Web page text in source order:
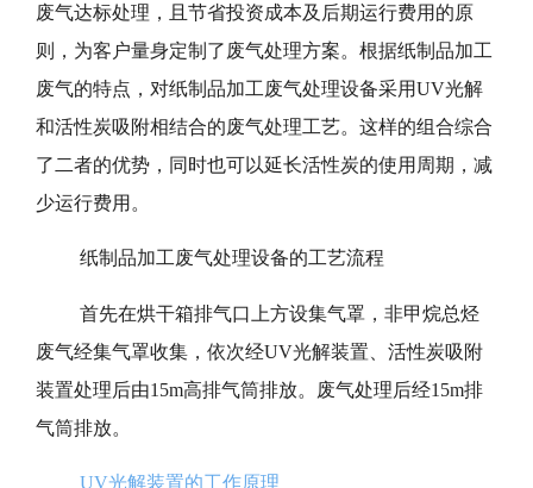
废气达标处理，且节省投资成本及后期运行费用的原
则，为客户量身定制了废气处理方案。根据纸制品加工
废气的特点，对纸制品加工废气处理设备采用UV光解
和活性炭吸附相结合的废气处理工艺。这样的组合综合
了二者的优势，同时也可以延长活性炭的使用周期，减
少运行费用。
纸制品加工废气处理设备的工艺流程
首先在烘干箱排气口上方设集气罩，非甲烷总烃
废气经集气罩收集，依次经UV光解装置、活性炭吸附
装置处理后由15m高排气筒排放。废气处理后经15m排
气筒排放。
UV光解装置的工作原理